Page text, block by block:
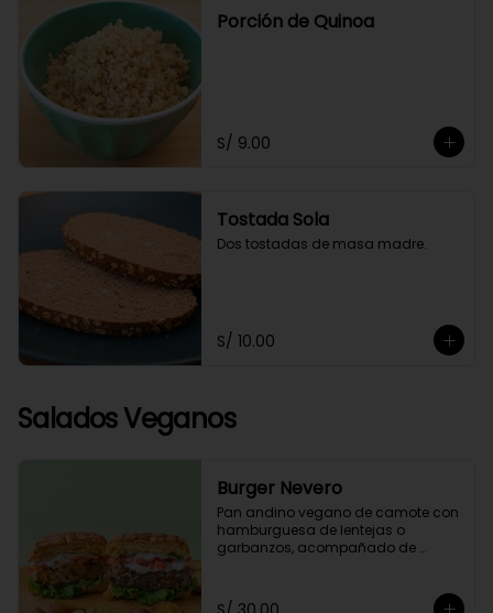
Porción de Quinoa
S/ 9.00
Tostada Sola
Dos tostadas de masa madre.
S/ 10.00
Salados Veganos
Burger Nevero
Pan andino vegano de camote con
hamburguesa de lentejas o
garbanzos, acompañado de
guacamole y papitas cocktail